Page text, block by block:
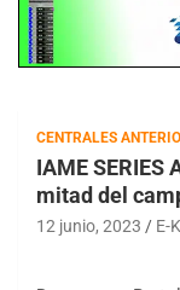
CENTRALES
IAME SERIES
mitad del
12 junio, 2023 E-